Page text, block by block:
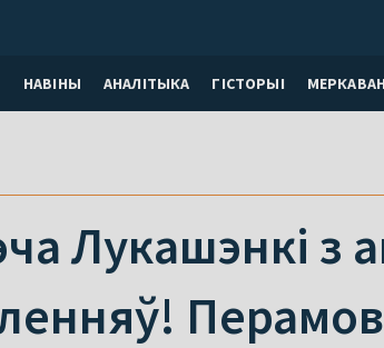
НАВІНЫ АНАЛІТЫКА ГІСТОРЫІ
Лукашэнкі з